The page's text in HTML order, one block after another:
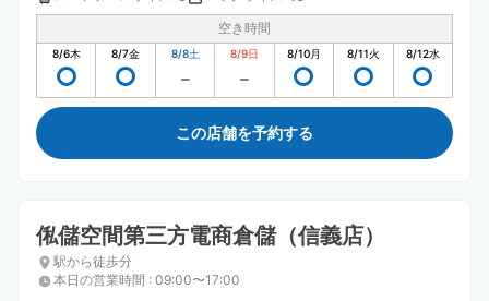
空き時間
8/6木 8/7金 8/8土 8/9日 8/10月 8/11火 8/12水
この店舗を予約する
俬儲空間第三方電商倉儲（信義店）
駅から徒歩分
本日の営業時間 : 09:00〜17:00